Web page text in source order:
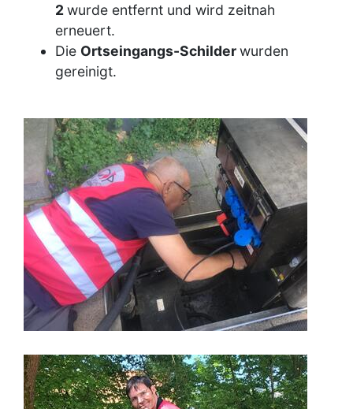
2wurde entfernt und wird zeitnah
erneuert.
Die Ortseingangs-Schilderwurden
gereinigt.
Image
Image